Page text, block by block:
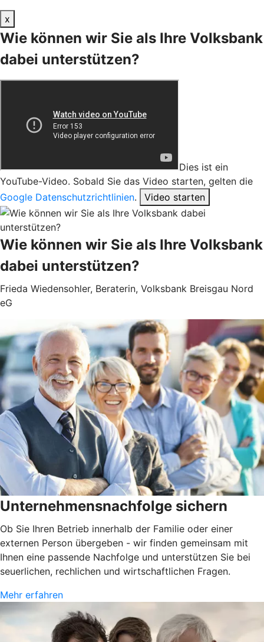
x
Wie können wir Sie als Ihre Volksbank
dabei unterstützen?
Dies ist ein
YouTube-Video. Sobald Sie das Video starten, gelten die
Google Datenschutzrichtlinien. Video starten
Wie können wir Sie als Ihre Volksbank
dabei unterstützen?
Frieda Wiedensohler, Beraterin, Volksbank Breisgau Nord
eG
Unternehmensnachfolge sichern
Ob Sie Ihren Betrieb innerhalb der Familie oder einer
externen Person übergeben - wir finden gemeinsam mit
Ihnen eine passende Nachfolge und unterstützen Sie bei
seuerlichen, rechlichen und wirtschaftlichen Fragen.
Mehr erfahren